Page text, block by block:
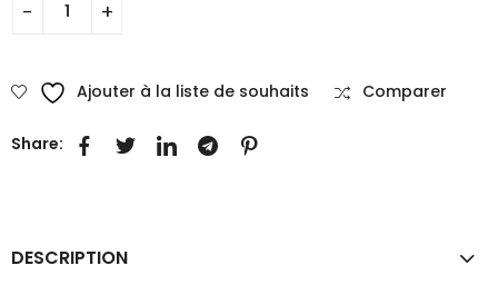
Ajouter à la liste de souhaits Comparer
Share:
DESCRIPTION